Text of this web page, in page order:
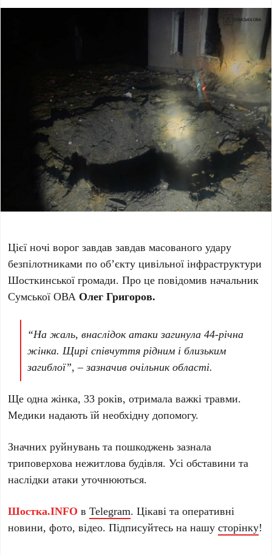
Цієї ночі ворог завдав завдав масованого удару
безпілотниками по об’єкту цивільної інфраструктури
Шосткинської громади. Про це повідомив начальник
Сумської ОВА Олег Григоров.
“На жаль, внаслідок атаки загинула 44-річна
жінка. Щирі співчуття рідним і близьким
загиблої”, – зазначив очільник області.
Ще одна жінка, 33 років, отримала важкі травми.
Медики надають їй необхідну допомогу.
Значних руйнувань та пошкоджень зазнала
триповерхова нежитлова будівля. Усі обставини та
наслідки атаки уточнюються.
Шостка.INFO вTelegram. Цікаві та оперативні
новини, фото, відео. Підписуйтесь на нашусторінку!